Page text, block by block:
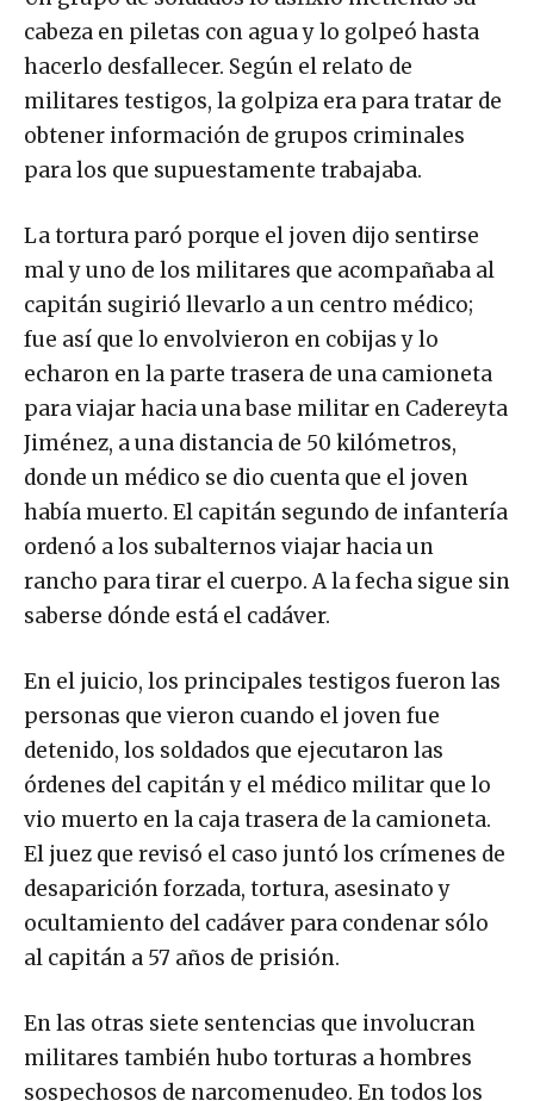
cabeza en piletas con agua y lo golpeó hasta
hacerlo desfallecer. Según el relato de
militares testigos, la golpiza era para tratar de
obtener información de grupos criminales
para los que supuestamente trabajaba.
La tortura paró porque el joven dijo sentirse
mal y uno de los militares que acompañaba al
capitán sugirió llevarlo a un centro médico;
fue así que lo envolvieron en cobijas y lo
echaron en la parte trasera de una camioneta
para viajar hacia una base militar en Cadereyta
Jiménez, a una distancia de 50 kilómetros,
donde un médico se dio cuenta que el joven
había muerto. El capitán segundo de infantería
ordenó a los subalternos viajar hacia un
rancho para tirar el cuerpo. A la fecha sigue sin
saberse dónde está el cadáver.
En el juicio, los principales testigos fueron las
personas que vieron cuando el joven fue
detenido, los soldados que ejecutaron las
órdenes del capitán y el médico militar que lo
vio muerto en la caja trasera de la camioneta.
El juez que revisó el caso juntó los crímenes de
desaparición forzada, tortura, asesinato y
ocultamiento del cadáver para condenar sólo
al capitán a 57 años de prisión.
En las otras siete sentencias que involucran
militares también hubo torturas a hombres
sospechosos de narcomenudeo. En todos los